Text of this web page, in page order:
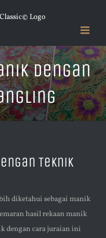
Dengan
Teknik
diketahui sebagai manik
hasil rekaan manik
dengan cara juraian ini